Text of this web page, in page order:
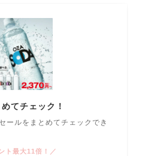
てチェック！
ールをまとめてチェックでき
ト最大11倍！／